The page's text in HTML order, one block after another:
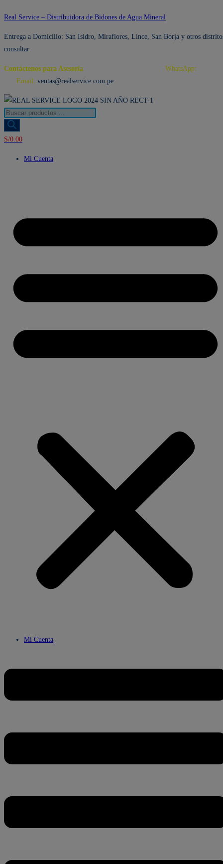
Ir
contenido
Real Service – Distribuidora de Bidones de Agua Mineral
Entrega a Domicilio: San Isidro, Miraflores, Lince, San Borja y otros
consultar
Contáctenos para Asesoría WhatsApp:
Email: ventas@realservice.com.pe
Búsqueda
de
productos
S/0.00
Mi Cuenta
Mi Cuenta